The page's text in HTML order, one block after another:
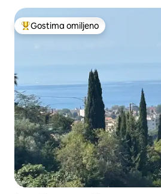
Najuspešniji među gostima omiljenim
Gostima omiljeno